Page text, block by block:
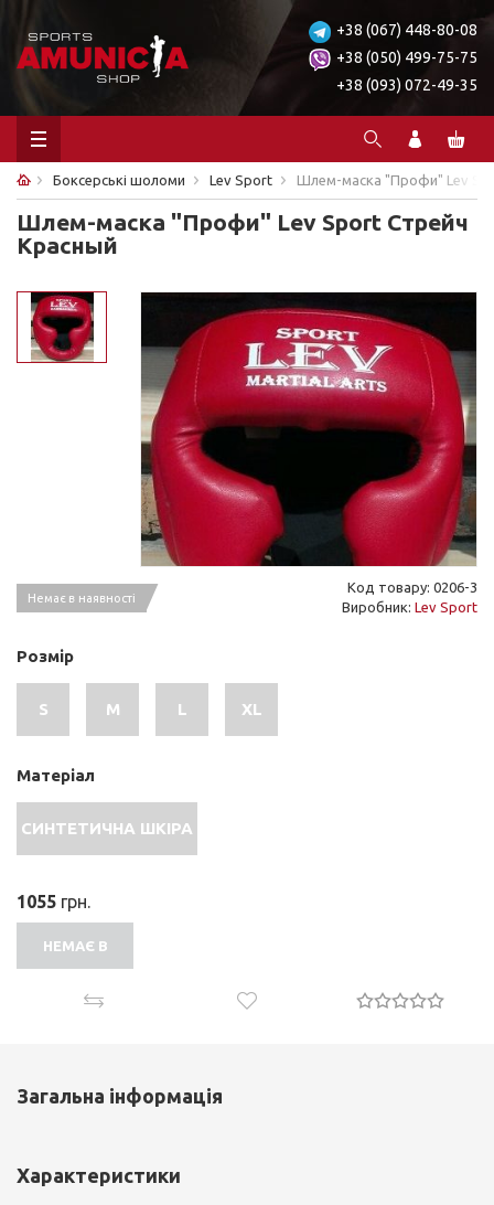
+38 (067) 448-80-08
+38 (050) 499-75-75
+38 (093) 072-49-35
Боксерські шоломи Lev Sport Шлем-маска "Профи" Lev
Шлем-маска "Профи" Lev Sport Стрейч
Красный
Немає в наявності
Код товару: 0206-3
Виробник: Lev Sport
Розмір
S M L XL
Матеріал
СИНТЕТИЧНА ШКІРА
1055 грн.
НЕМАЄ В
Загальна інформація
Характеристики